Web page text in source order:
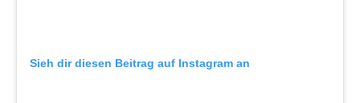
Sieh dir diesen Beitrag auf Instagram an